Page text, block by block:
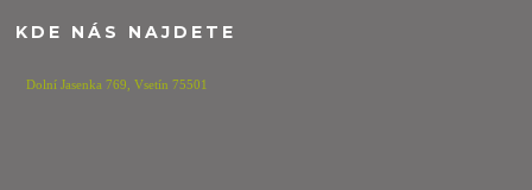
KDE NÁS NAJDETE
Dolní Jasenka 769,Vsetín 75501